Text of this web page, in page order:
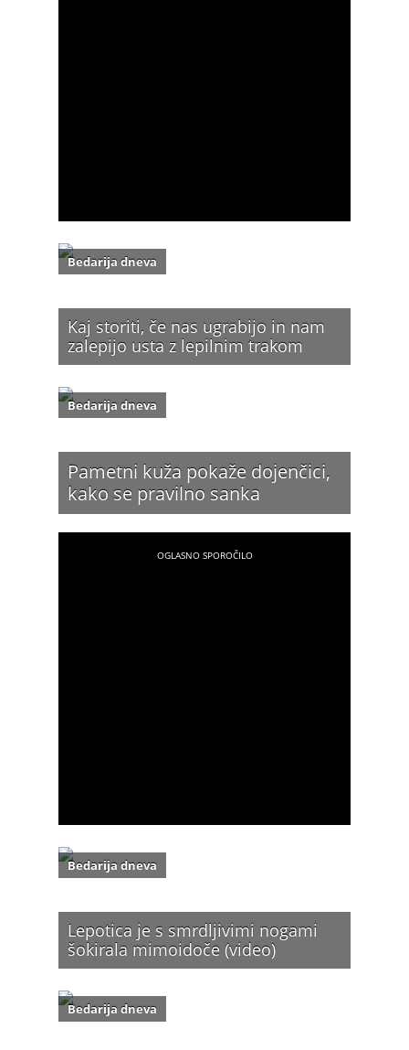
Kaj storiti, če nas ugrabijo in nam
zalepijo usta z lepilnim trakom
Bedarija dneva
Pametni kuža pokaže dojenčici,
kako se pravilno sanka
Bedarija dneva
Lepotica je s smrdljivimi nogami
šokirala mimoidoče (video)
Bedarija dneva
Bedarija dneva